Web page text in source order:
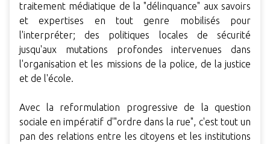
traitement médiatique de la "délinquance" aux savoirs
et expertises en tout genre mobilisés pour
l'interpréter; des politiques locales de sécurité
jusqu'aux mutations profondes intervenues dans
l'organisation et les missions de la police, de la justice
et de l'école.
Avec la reformulation progressive de la question
sociale en impératif d'"ordre dans la rue", c'est tout un
pan des relations entre les citoyens et les institutions